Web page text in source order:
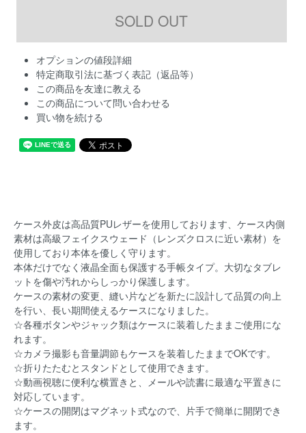
オプションの値段詳細
特定商取引法に基づく表記（返品等）
この商品を友達に教える
この商品について問い合わせる
買い物を続ける
ケース外皮は高品質PUレザーを使用しております、ケース内側
素材は高級フェイクスウェード（レンズクロスに近い素材）を
使用しており本体を優しく守ります。
本体だけでなく液晶全面も保護する手帳タイプ。大切なタブレ
ットを傷や汚れからしっかり保護します。
ケースの素材の変更、縫い片などを新たに設計して品質の向上
を行い、長い期間使えるケースになりました。
☆各種ボタンやジャック類はケースに装着したままご使用にな
れます。
☆カメラ撮影も音量調節もケースを装着したままでOKです。
☆折りたたむとスタンドとして使用できます。
☆動画視聴に便利な横置きと、メールや読書に最適な平置きに
対応しています。
☆ケースの開閉はマグネット式なので、片手で簡単に開閉でき
ます。